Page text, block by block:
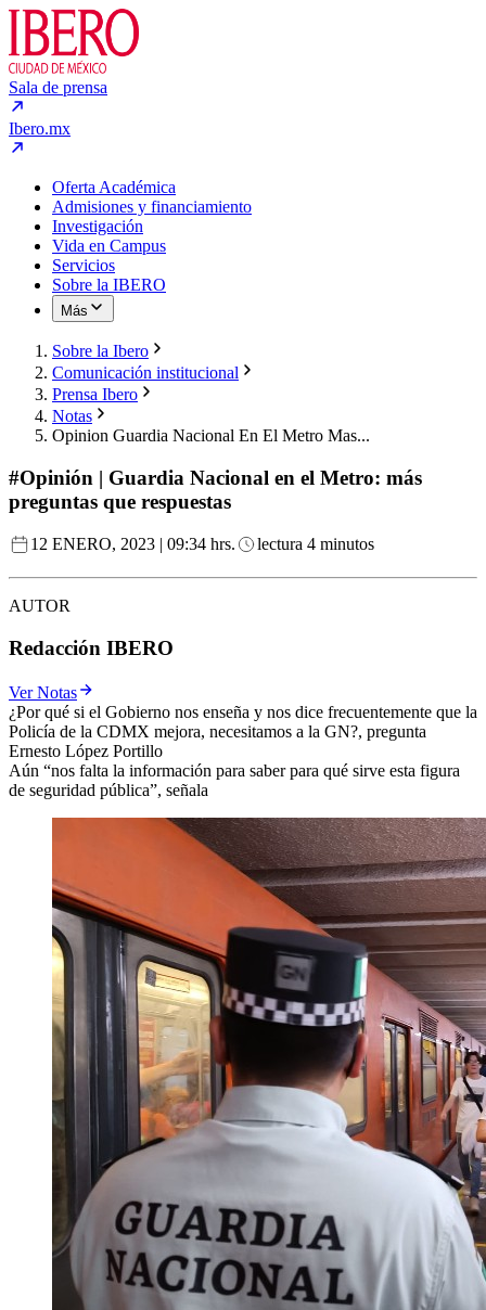
Sala de prensa
Ibero.mx
Oferta Académica
Admisiones y financiamiento
Investigación
Vida en Campus
Servicios
Sobre la IBERO
Más
Sobre la Ibero
Comunicación institucional
Prensa Ibero
Notas
Opinion Guardia Nacional En El Metro Mas...
#Opinión | Guardia Nacional en el Metro: más
preguntas que respuestas
12 ENERO, 2023 | 09:34 hrs. lectura 4 minutos
AUTOR
Redacción IBERO
Ver Notas
¿Por qué si el Gobierno nos enseña y nos dice frecuentemente que la
Policía de la CDMX mejora, necesitamos a la GN?, pregunta
Ernesto López Portillo
Aún “nos falta la información para saber para qué sirve esta figura
de seguridad pública”, señala